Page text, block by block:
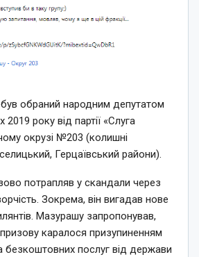
був обраний народним депутатом
2019 року від партії «Слуга
окрузі №203 (колишні
Герцаївський райони).
потрапляв у скандали через
Зокрема, він вигадав нове
Мазурашу запропонував,
каралося призупиненням
безкоштовних послуг від держави